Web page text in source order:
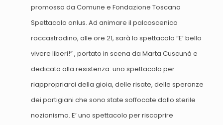
promossa da Comune e Fondazione Toscana
Spettacolo onlus. Ad animare il palcoscenico
roccastradino, alle ore 21, sarà lo spettacolo “E’ bello
vivere liberi!” , portato in scena da Marta Cuscunà e
dedicato alla resistenza: uno spettacolo per
riappropriarci della gioia, delle risate, delle speranze
dei partigiani che sono state soffocate dallo sterile
nozionismo. E’ uno spettacolo per riscoprire